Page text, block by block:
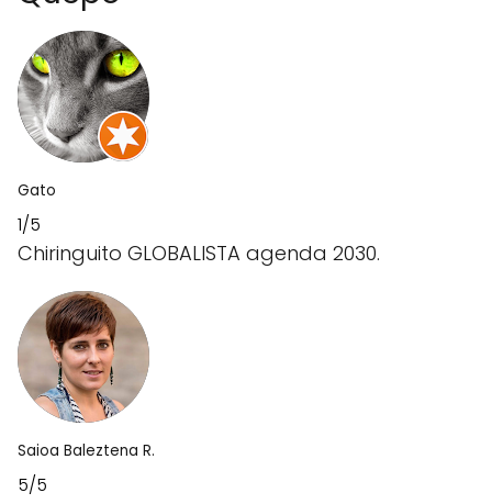
Gato
1/5
Chiringuito GLOBALISTA agenda 2030.
Saioa Baleztena R.
5/5